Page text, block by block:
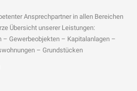
Ansprechpartner in allen Bereichen
Übersicht unserer Leistungen:
– Gewerbeobjekten – Kapitalanlagen –
– Grundstücken